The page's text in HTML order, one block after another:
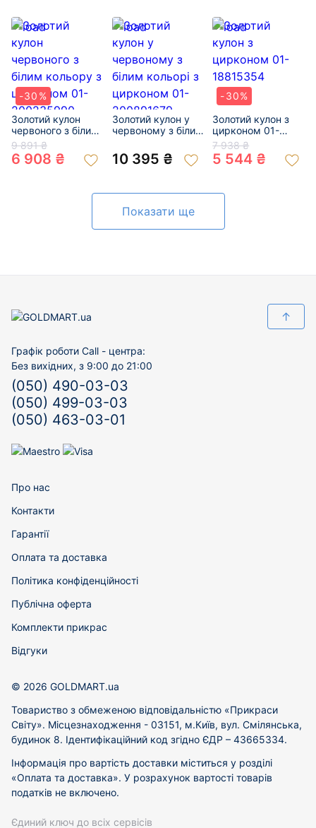
-30%
Золотий кулон
червоного з білим
кольору з
цирконом 01-
200235990
9 891 ₴
6 908 ₴
Золотий кулон у
червоному з білим
цирконом 01-
200891679
10 395 ₴
-30%
Золотий кулон з
цирконом 01-
18815354
7 938 ₴
5 544 ₴
Показати ще
↑
Графік роботи Call - центра:
Без вихідних, з 9:00 до 21:00
(050) 490-03-03
(050) 499-03-03
(050) 463-03-01
Про нас
Контакти
Гарантії
Оплата та доставка
Політика конфіденційності
Публічна оферта
Комплекти прикрас
Відгуки
© 2026 GOLDMART.ua
Товариство з обмеженою відповідальністю «Прикраси
Світу». Місцезнаходження - 03151, м.Київ, вул. Смілянська,
будинок 8. Ідентифікаційний код згідно ЄДР – 43665334.
Інформація про вартість доставки міститься у розділі
«Оплата та доставка». У розрахунок вартості товарів
податків не включено.
Єдиний ключ до всіх сервісів